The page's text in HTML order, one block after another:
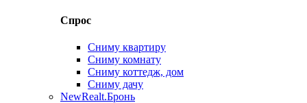
Спрос
Сниму квартиру
Сниму комнату
Сниму коттедж, дом
Сниму дачу
NewRealt.Бронь